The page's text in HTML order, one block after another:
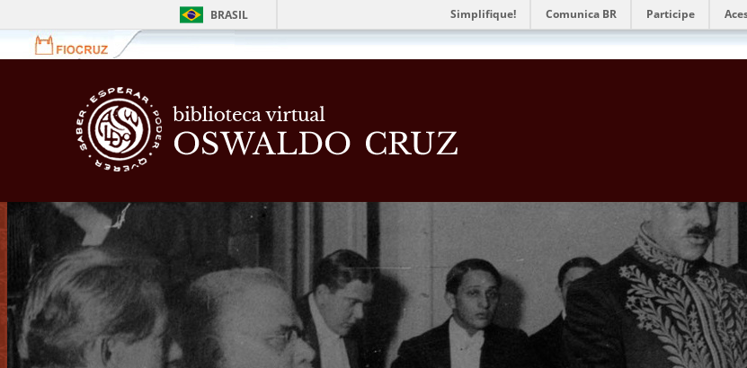
BRASIL Simplifique! Comunica BR Participe